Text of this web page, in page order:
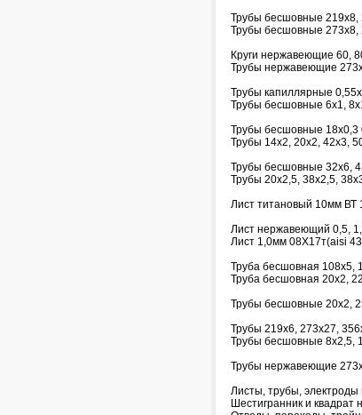
Трубы бесшовные 219х8,
Трубы бесшовные 273х8,
Круги нержавеющие 60,
Трубы нержавеющие
Трубы капиллярные
Трубы бесшовные 6х1,
Трубы бесшовные 18х0,3
Трубы 14х2, 20х2, 42х3,
Трубы бесшовные 32х6,
Трубы 20х2,5, 38х2,5,
Лист титановый 10мм ВТ
Лист нержавеющий 0,5,
Лист 1,0мм 08Х17т(aisi
Труба бесшовная 108х5,
Труба бесшовная 20х2,
Трубы бесшовные 20х2,
Трубы 219х6, 273х27,
Трубы бесшовные 8х2,5,
Трубы нержавеющие
Листы, трубы, электроды
Шестигранник и квадрат